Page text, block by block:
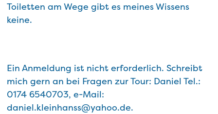
Toiletten am Wege gibt es meines Wissens
keine.
Ein Anmeldung ist nicht erforderlich. Schreibt
mich gern an bei Fragen zur Tour: Daniel Tel.:
0174 6540703, e-Mail:
daniel.kleinhanss@yahoo.de.